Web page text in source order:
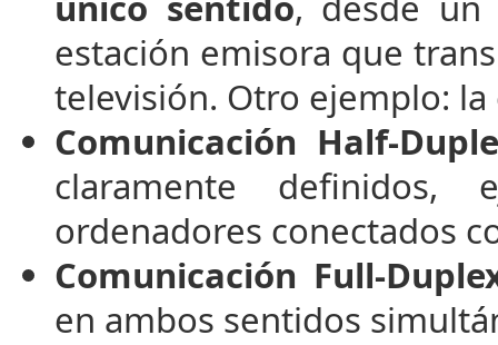
estación emisora que
televisión. Otro ejemplo:
Comunicación Half-
claramente
ordenadores conectados
Comunicación Full-
en ambos sentidos